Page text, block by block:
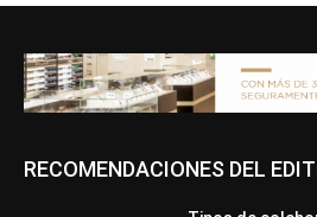
RECOMENDACIONES DEL